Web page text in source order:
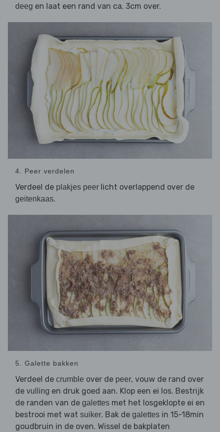
deeg en laat een rand van ca. 3cm over.
4. Peer verdelen
Verdeel de plakjes peer licht overlappend over de
geitenkaas.
5. Galette bakken
Verdeel de crumble over de peer, vouw de rand over
de vulling en druk goed aan. Klop een ei los. Bestrijk
de randen van de galettes met het losgeklopte ei en
bestrooi met wat suiker. Bak de galettes in 15-18min
goudbruin in de oven. Wissel de bakplaten